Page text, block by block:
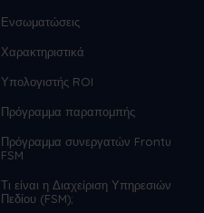
Ενσωματώσεις
Χαρακτηριστικά
Υπολογιστής ROI
Πρόγραμμα παραπομπής
Πρόγραμμα συνεργατών Frontu
FSM
Τι είναι η Διαχείριση Υπηρεσιών
Πεδίου (FSM);